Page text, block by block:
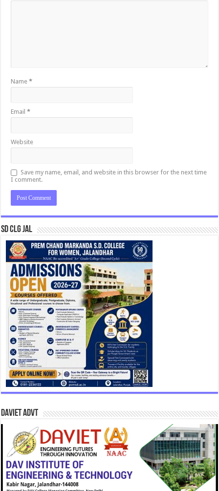
Name*
Email*
Website
Save my name, email, and website in this browser for the next time
I comment.
SD CLG JAL
DAVIET Advt